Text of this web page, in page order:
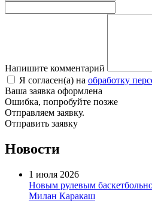
Напишите комментарий
Я согласен(а) на обработку
Ваша заявка оформлена
Ошибка, попробуйте позже
Отправляем заявку.
Отправить заявку
Новости
1 июля 2026
Новым рулевым
Милан Каракаш